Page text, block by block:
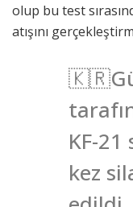
olup bu test
atışını
KF-21
kez